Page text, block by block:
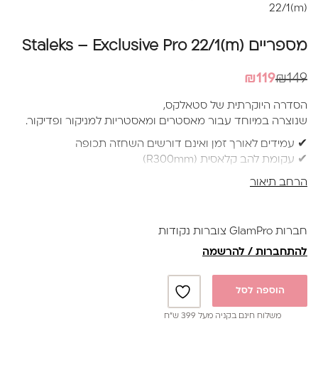
22/1(m)
מספריים Staleks – Exclusive Pro 22/1(m)
₪149
המחיר
₪119המחיר
הסדרה היוקרתית של סטאלקס,
שנוצרה במיוחד עבור מאסטרים ומאסטריות למניקור ופדיקור.
✔ עמידים לאורך זמן ואינם דורשים השחזה תכופה
✔ עקומת להב קלאסית (R300mm)
הרחב תיאור
חברות GlamPro צוברות נקודות
להתחברות / להרשמה
הוספה לסל
משלוח חינם בקניה מעל 399 ש”ח